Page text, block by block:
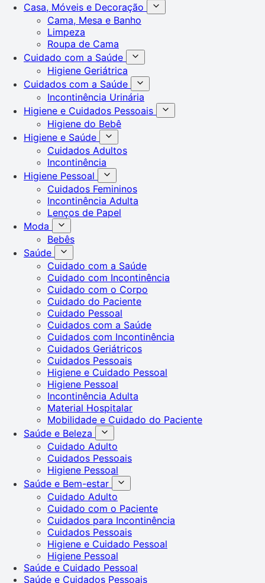
Casa, Móveis e Decoração
Cama, Mesa e Banho
Limpeza
Roupa de Cama
Cuidado com a Saúde
Higiene Geriátrica
Cuidados com a Saúde
Incontinência Urinária
Higiene e Cuidados Pessoais
Higiene do Bebê
Higiene e Saúde
Cuidados Adultos
Incontinência
Higiene Pessoal
Cuidados Femininos
Incontinência Adulta
Lenços de Papel
Moda
Bebês
Saúde
Cuidado com a Saúde
Cuidado com Incontinência
Cuidado com o Corpo
Cuidado do Paciente
Cuidado Pessoal
Cuidados com a Saúde
Cuidados com Incontinência
Cuidados Geriátricos
Cuidados Pessoais
Higiene e Cuidado Pessoal
Higiene Pessoal
Incontinência Adulta
Material Hospitalar
Mobilidade e Cuidado do Paciente
Saúde e Beleza
Cuidado Adulto
Cuidados Pessoais
Higiene Pessoal
Saúde e Bem-estar
Cuidado Adulto
Cuidado com o Paciente
Cuidados para Incontinência
Cuidados Pessoais
Higiene e Cuidado Pessoal
Higiene Pessoal
Saúde e Cuidado Pessoal
Saúde e Cuidados Pessoais